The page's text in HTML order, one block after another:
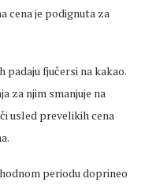
cena je podignuta za
fjučersi na kakao.
za njim smanjuje na
usled prevelikih cena
periodu doprineo